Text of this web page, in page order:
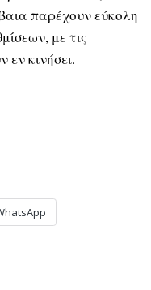
παρέχουν εύκολη
με τις
εν κινήσει.